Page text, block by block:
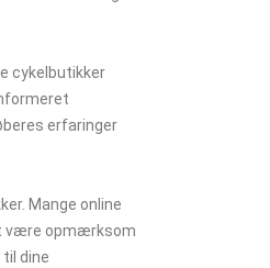
cykelbutikker
erfaringer
Mange online
være opmærksom
dine